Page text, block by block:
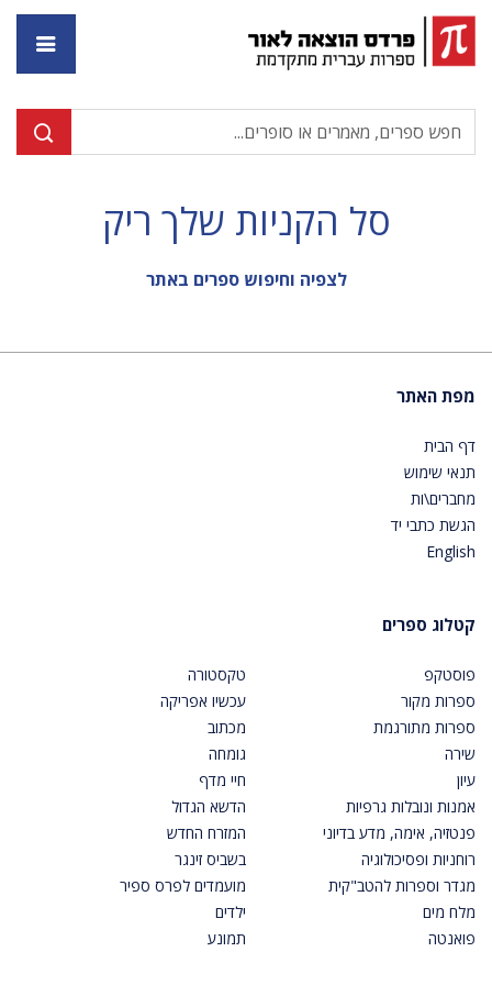
סל הקניות שלך ריק
לצפיה וחיפוש ספרים באתר
מפת האתר
דף הבית
תנאי שימוש
מחברים\ות
הגשת כתבי יד
English
קטלוג ספרים
פוסטקפ
ספרות מקור
ספרות מתורגמת
שירה
עיון
אמנות ונובלות גרפיות
פנטזיה, אימה, מדע בדיוני
רוחניות ופסיכולוגיה
מגדר וספרות להטב"קית
מלח מים
פואנטה
טקסטורה
עכשיו אפריקה
מכתוב
גומחה
חיי מדף
הדשא הגדול
המזרח החדש
בשביס זינגר
מועמדים לפרס ספיר
ילדים
תמונע